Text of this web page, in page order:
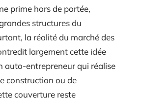
prime hors de portée,
structures du
la réalité du marché des
largement cette idée
auto-entrepreneur qui réalise
construction ou de
couverture reste